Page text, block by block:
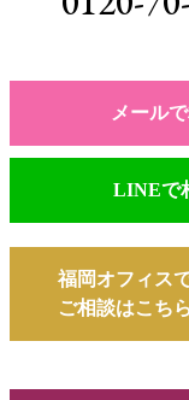
メール
LINEで
福岡オフィス
ご相談はこち